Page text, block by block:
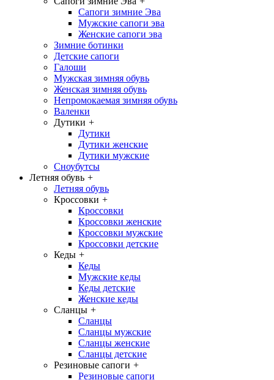
Сапоги зимние Эва
Мужские сапоги эва
Женские сапоги эва
Зимние ботинки
Детские сапоги
Галоши
Мужская зимняя обувь
Женская зимняя обувь
Непромокаемая зимняя обувь
Валенки
Дутики +
Дутики
Дутики женские
Дутики мужские
Сноубутсы
Летняя обувь +
Летняя обувь
Кроссовки +
Кроссовки
Кроссовки женские
Кроссовки мужские
Кроссовки детские
Кеды +
Кеды
Мужские кеды
Кеды детские
Женские кеды
Сланцы +
Сланцы
Сланцы мужские
Сланцы женские
Сланцы детские
Резиновые сапоги +
Резиновые сапоги